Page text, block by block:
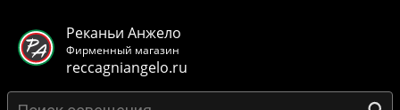
Реканьи Анжело
Фирменный магазин
reccagniangelo.ru